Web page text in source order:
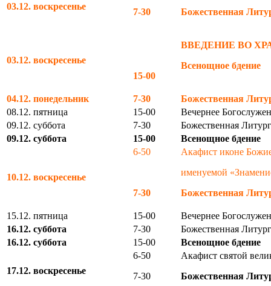
03.12. воскресенье
7-30
Божественная
03.12. воскресенье
15-00
ВВЕДЕНИЕ ВО
Всенощное бдение
04.12. понедельник 7-30
Божественная
08.12. пятница
15-00
Вечернее
09.12. суббота
7-30
Божественная
09.12. суббота
15-00 Всенощное бдение
10.12. воскресенье
6-50
7-30
Акафист иконе
именуемой
Божественная
15.12. пятница 15-00
Вечернее
16.12. суббота
7-30
Божественная
16.12. суббота
15-00 Всенощное бдение
17.12. воскресенье
6-50
7-30
Акафист святой
Божественная